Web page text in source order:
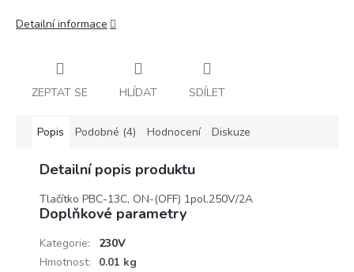
Detailní informace
ZEPTAT SE HLÍDAT SDÍLET
Popis Podobné (4) Hodnocení Diskuze
Detailní popis produktu
Tlačítko PBC-13C, ON-(OFF) 1pol.250V/2A
Doplňkové parametry
Kategorie:
230V
Hmotnost:
0.01 kg